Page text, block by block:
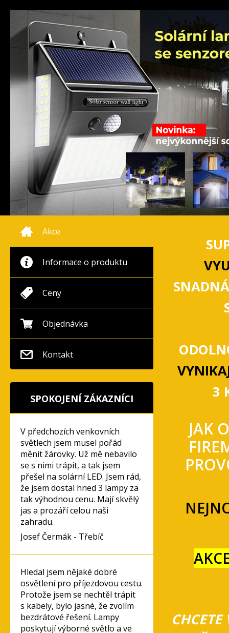
Akce
Informace o produktu
Ceny
Objednávka
Kontakt
SPOKOJENÍ ZÁKAZNÍCI
V předchozích venkovních
světlech jsem musel pořád
měnit žárovky. Už mě nebavilo
se s nimi trápit, a tak jsem
přešel na solární LED. Jsem rád,
že jsem dostal hned 3 lampy za
tak výhodnou cenu. Mají skvělý
jas a prozáří celou naši
zahradu.
Josef Čermák - Třebíč
Hledal jsem nějaké dobré
osvětlení pro příjezdovou cestu.
Protože jsem se nechtěl trápit
s kabely, bylo jasné, že zvolím
bezdrátové řešení. Lampy
poskytují výborné světlo a ve
3
JAK